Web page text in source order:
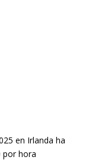
en Irlanda ha
por hora